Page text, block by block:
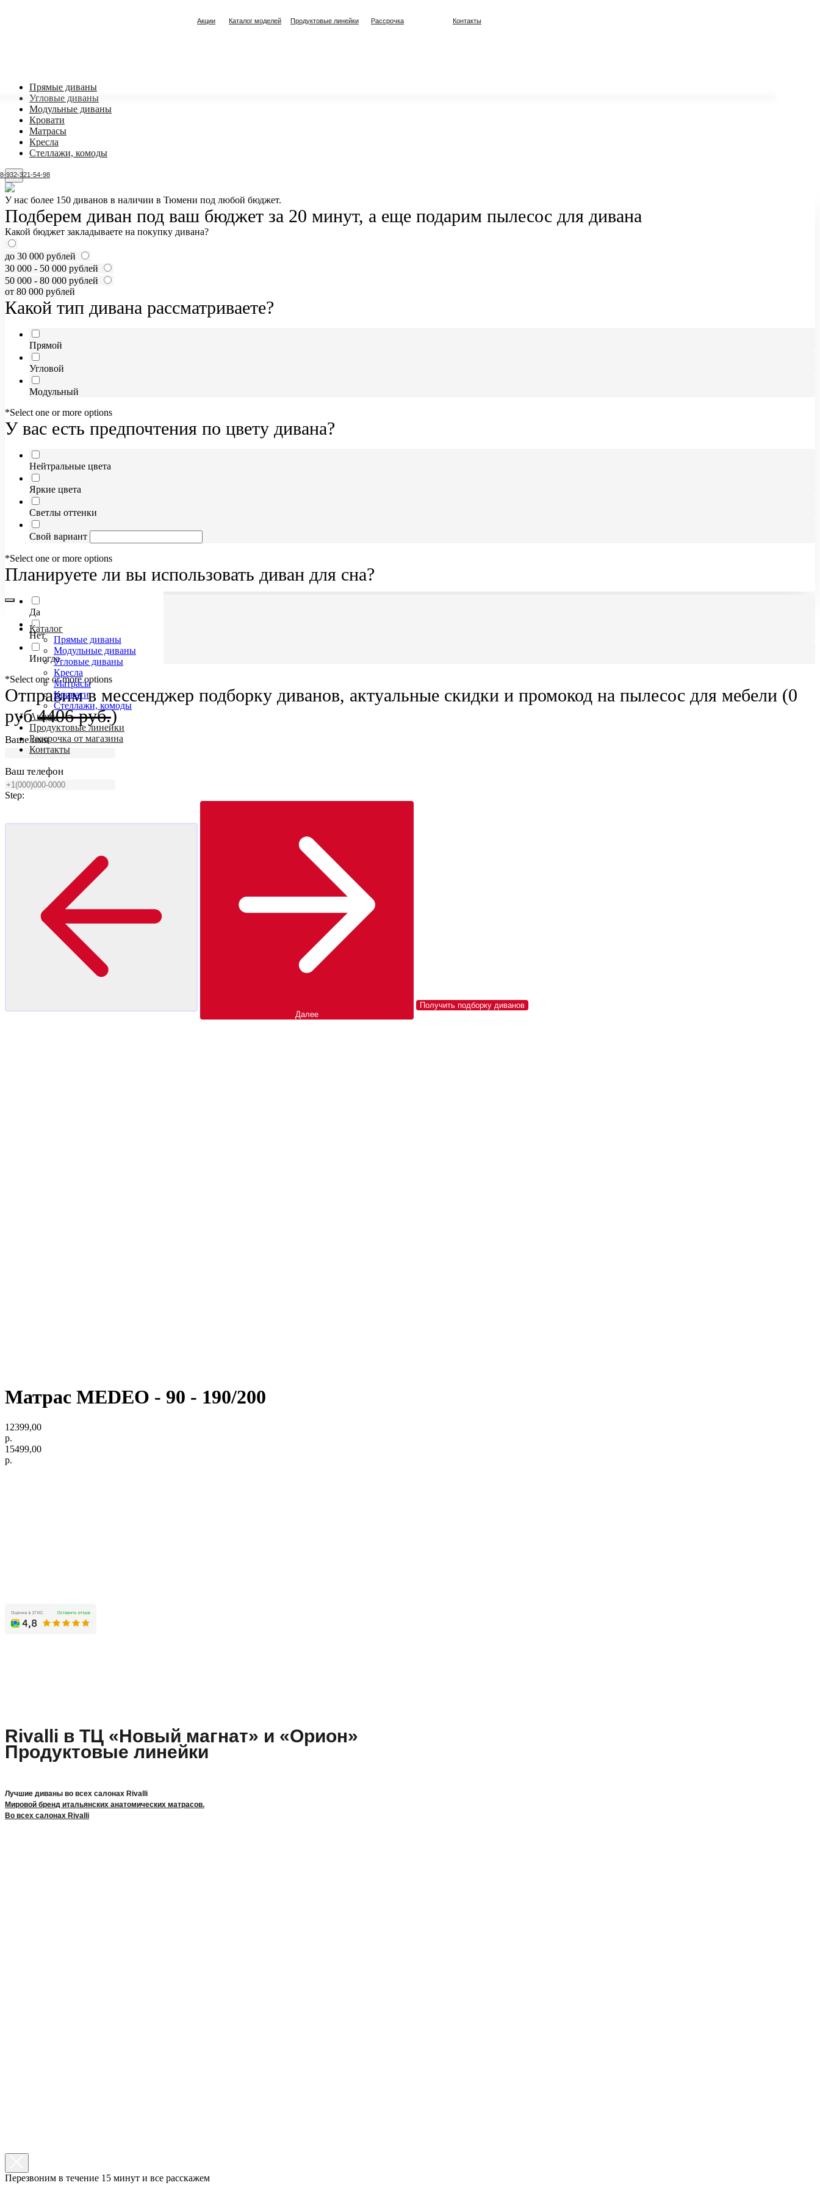
8-932-321-54-98
Акции Каталог моделей Продуктовые линейки Рассрочка Контакты
Прямые диваны
Угловые диваны
Модульные диваны
Кровати
Матрасы
Кресла
Стеллажи, комоды
У нас более 150 диванов в наличии в Тюмени под любой бюджет.
Подберем диван под ваш бюджет за 20 минут, а еще подарим пылесос для дивана
Какой бюджет закладываете на покупку дивана?
до 30 000 рублей
30 000 - 50 000 рублей
50 000 - 80 000 рублей
от 80 000 рублей
Какой тип дивана рассматриваете?
Прямой
Угловой
Модульный
*Select one or more options
У вас есть предпочтения по цвету дивана?
Нейтральные цвета
Яркие цвета
Светлы оттенки
Свой вариант
*Select one or more options
Планируете ли вы использовать диван для сна?
Да
Нет
Иногда
*Select one or more options
Отправим в мессенджер подборку диванов, актуальные скидки и промокод на пылесос для мебели (0
руб4406 руб.)
Ваше имя
Ваш телефон
Step:
Далее
Получить подборку диванов
Каталог
Прямые диваны
Модульные диваны
Угловые диваны
Кресла
Матрасы
Кровати
Стеллажи, комоды
Акции
Продуктовые линейки
Рассрочка от магазина
Контакты
Матрас MEDEO - 90 - 190/200
12399,00
р.
15499,00
р.
Продуктовые линейки
Лучшие диваны во всех салонах Rivalli
Мировой бренд итальянских анатомических матрасов.
Во всех салонах Rivalli
Rivalli в ТЦ «Новый магнат» и «Орион»
Перезвоним в течение 15 минут и все расскажем